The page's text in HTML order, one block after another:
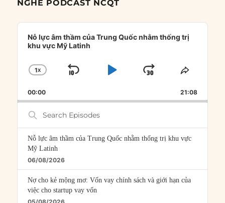
NGHE PODCAST NCQT
Audio
Player
Nỗ lực âm thầm của Trung Quốc nhằm thống trị
khu vực Mỹ Latinh
CHANGE
RATE
1X
SKIP
PLAYJUMP
FORWARD
SHARE
00:00 21:08
Search
Episodes
Nỗ lực âm thầm của Trung Quốc nhằm thống trị khu vực
Mỹ Latinh
06/08/2026
Nợ cho kẻ mộng mơ: Vốn vay chính sách và giới hạn của
việc cho startup vay vốn